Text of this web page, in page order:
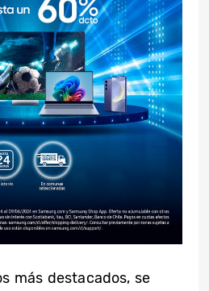
más destacados, se